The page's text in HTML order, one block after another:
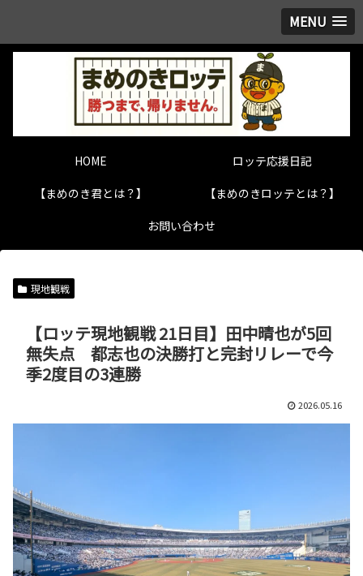
MENU
HOME
ロッテ応援日記
【まめのき君とは？】
【まめのきロッテとは？】
お問い合わせ
現地観戦
【ロッテ現地観戦 21日目】田中晴也が5回
無失点 都志也の決勝打と完封リレーで今
季2度目の3連勝
2026.05.16